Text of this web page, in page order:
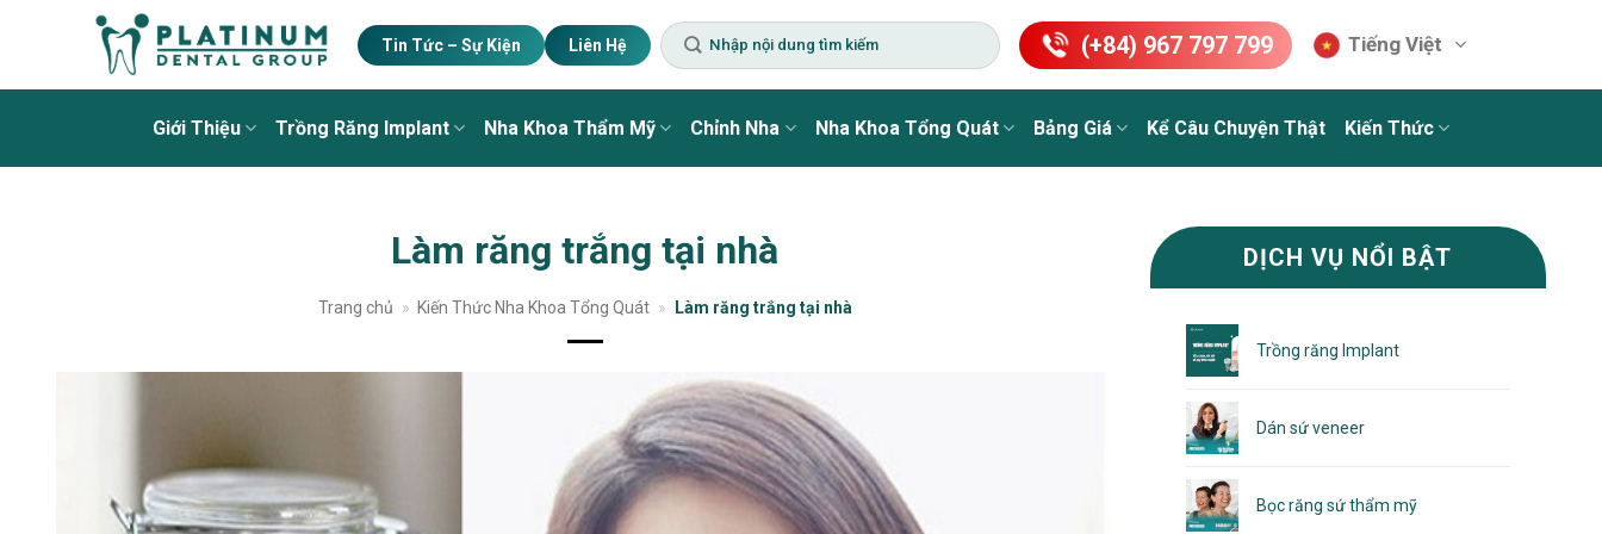
Tin Tức – Sự Kiện Liên Hệ (+84) 967 797 799 Tiếng Việt
Giới Thiệu Trồng Răng Implant Nha Khoa Thẩm Mỹ Chỉnh Nha Nha Khoa Tổng Quát Bảng Giá Kể Câu Chuyện Thật Kiến Thức
Làm răng trắng tại nhà
Trang chủ » Kiến Thức Nha Khoa Tổng Quát » Làm răng trắng tại nhà
DỊCH VỤ NỔI BẬT
Trồng răng Implant
Dán sứ veneer
Bọc răng sứ thẩm mỹ